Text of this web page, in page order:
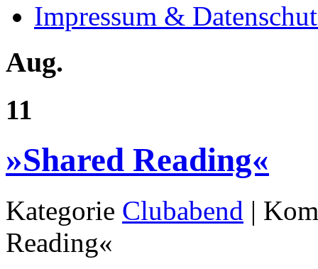
Impressum &
Aug.
11
»Shared Reading«
Kategorie Clubabend |
Reading«